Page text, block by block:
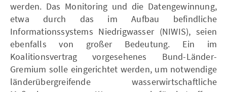
werden. Das Monitoring und die Datengewinnung,
etwa durch das im Aufbau befindliche
Informationssystems Niedrigwasser (NIWIS), seien
ebenfalls von großer Bedeutung. Ein im
Koalitionsvertrag vorgesehenes Bund-Länder-
Gremium solle eingerichtet werden, um notwendige
länderübergreifende wasserwirtschaftliche